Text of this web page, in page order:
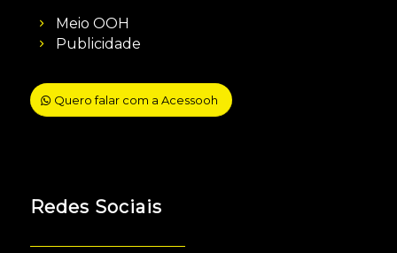
Meio OOH
Publicidade
Quero falar com a Acessooh
Redes Sociais